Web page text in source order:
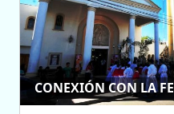
CONEXIÓN CON LA FE